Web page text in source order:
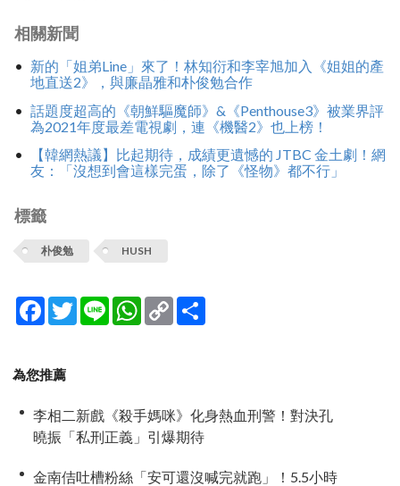
相關新聞
新的「姐弟Line」來了！林知衍和李宰旭加入《姐姐的產
地直送2》，與廉晶雅和朴俊勉合作
話題度超高的《朝鮮驅魔師》&《Penthouse3》被業界評
為2021年度最差電視劇，連《機醫2》也上榜！
【韓網熱議】比起期待，成績更遺憾的 JTBC 金土劇！網
友：「沒想到會這樣完蛋，除了《怪物》都不行」
標籤
朴俊勉 HUSH
Facebook
TwitterLine WhatsApp
Copy
Link
為您推薦
李相二新戲《殺手媽咪》化身熱血刑警！對決孔
曉振「私刑正義」引爆期待
金南佶吐槽粉絲「安可還沒喊完就跑」！5.5小時